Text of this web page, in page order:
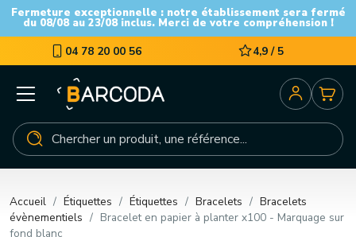
Fermeture exceptionnelle : notre établissement sera fermé
du 08/08 au 23/08 inclus. Merci de votre compréhension !
04 78 20 00 56 4,9 / 5
Accueil Étiquettes Étiquettes Bracelets
Bracelets
évènementiels
Bracelet en papier à planter x100 - Marquage sur
fond blanc